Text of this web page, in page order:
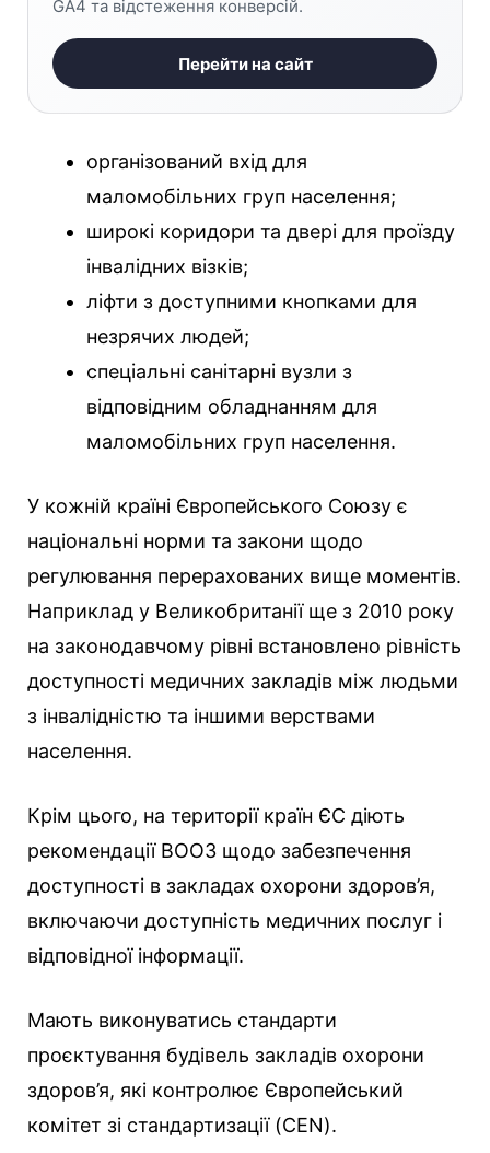
GA4 та відстеження конверсій.
Перейти на сайт
організований вхід для
маломобільних груп населення;
широкі коридори та двері для проїзду
інвалідних візків;
ліфти з доступними кнопками для
незрячих людей;
спеціальні санітарні вузли з
відповідним обладнанням для
маломобільних груп населення.
У кожній країні Європейського Союзу є
національні норми та закони щодо
регулювання перерахованих вище моментів.
Наприклад у Великобританії ще з 2010 року
на законодавчому рівні встановлено рівність
доступності медичних закладів між людьми
з інвалідністю та іншими верствами
населення.
Крім цього, на території країн ЄС діють
рекомендації ВООЗ щодо забезпечення
доступності в закладах охорони здоров’я,
включаючи доступність медичних послуг і
відповідної інформації.
Мають виконуватись стандарти
проєктування будівель закладів охорони
здоров’я, які контролює Європейський
комітет зі стандартизації (CEN).